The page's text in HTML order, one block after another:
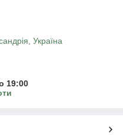
Україна
19:00